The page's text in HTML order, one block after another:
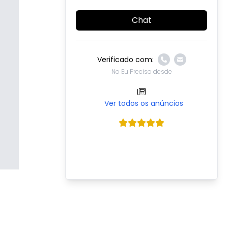
Chat
Verificado com:
No Eu Preciso desde
Ver todos os anúncios